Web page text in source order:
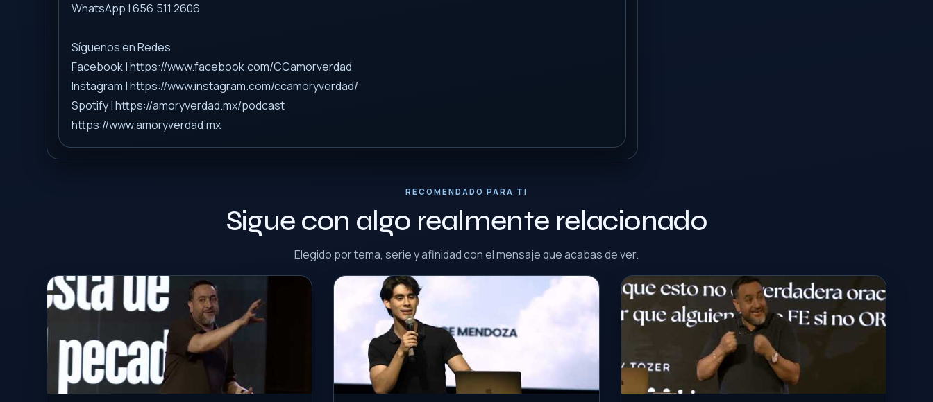
WhatsApp | 656.511.2606
Síguenos en Redes
Facebook | https://www.facebook.com/CCamorverdad
Instagram | https://www.instagram.com/ccamoryverdad/
Spotify | https://amoryverdad.mx/podcast
https://www.amoryverdad.mx
RECOMENDADO PARA TI
Sigue con algo realmente relacionado
Elegido por tema, serie y afinidad con el mensaje que acabas de ver.